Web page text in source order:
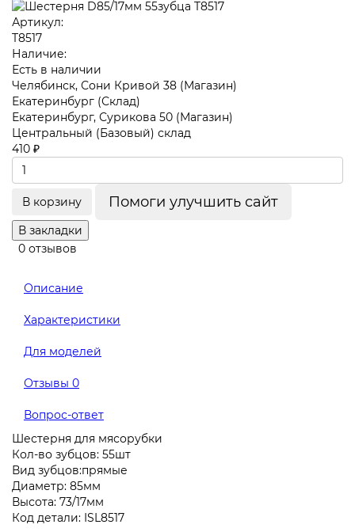
Артикул:
T8517
Наличие:
Есть в наличии
Челябинск, Сони Кривой 38 (Магазин)
Екатеринбург (Склад)
Екатеринбург, Сурикова 50 (Магазин)
Центральный (Базовый) склад
410 ₽
В корзину Помоги улучшить сайт
В закладки
0 отзывов
Описание
Характеристики
Для моделей
Отзывы 0
Вопрос-ответ
Шестерня для мясорубки
Кол-во зубцов: 55шт
Вид зубцов:прямые
Диаметр: 85мм
Высота: 73/17мм
Код детали: ISL8517